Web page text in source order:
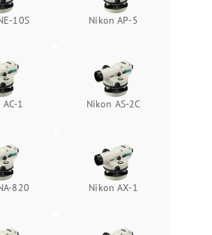
10S Nikon AP-5
1 Nikon AS-2C
820 Nikon AX-1